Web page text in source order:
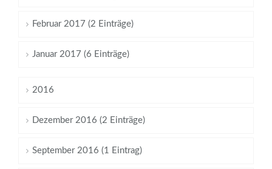
Februar 2017 (2 Einträge)
Januar 2017 (6 Einträge)
2016
Dezember 2016 (2 Einträge)
September 2016 (1 Eintrag)